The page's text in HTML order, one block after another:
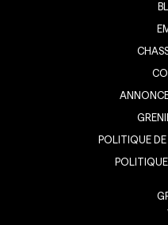
POLITIQUE